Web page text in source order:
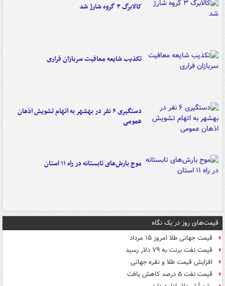
کالابرگ ۳ گروه شارژ شد
تکذیب شایعه معافیت سربازان فراری
دستگیری ۶ نفر در بهشهر به اتهام تشویش اذهان
عمومی
موج بارش‌های تابستانه در راه ۱۱ استان
قیمت‌های روز در یک نگاه
قیمت جهانی طلا امروز ۱۵ مرداد
قیمت نفت برنت به ۷۹ دلار رسید
افزایش قیمت طلا و نقره جهانی
قیمت نفت ۵ درصد کاهش یافت